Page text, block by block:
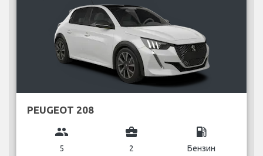
PEUGEOT 208
group
5
business_center
2
local_gas_station
Бензин